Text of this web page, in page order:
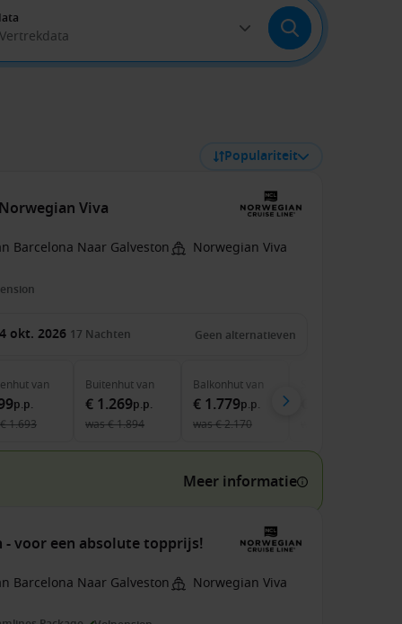
Populariteit
Viva
Barcelona Naar Galveston Norwegian Viva
okt. 2026 17 Nachten Geen alternatieven
van
p.p.
€ 1.693
Buitenhutvan
€ 1.269p.p.
was€ 1.894
Balkonhutvan
€ 1.779p.p.
was€ 2.170
Meer informatie
- voor een absolute topprijs!
Barcelona Naar Galveston Norwegian Viva